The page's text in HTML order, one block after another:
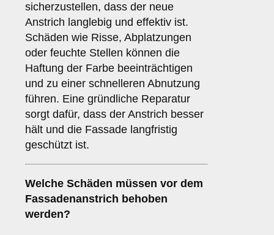
sicherzustellen, dass der neue
Anstrich langlebig und effektiv ist.
Schäden wie Risse, Abplatzungen
oder feuchte Stellen können die
Haftung der Farbe beeinträchtigen
und zu einer schnelleren Abnutzung
führen. Eine gründliche Reparatur
sorgt dafür, dass der Anstrich besser
hält und die Fassade langfristig
geschützt ist.
Welche Schäden müssen vor dem
Fassadenanstrich behoben
werden?